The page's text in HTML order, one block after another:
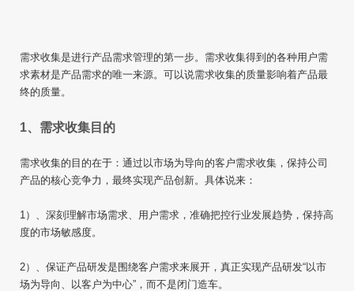
需求收集是进行产品需求管理的第一步。需求收集得到的各种用户需
求素材是产品需求的唯一来源。可以说需求收集的质量影响着产品最
终的质量。
1、需求收集目的
需求收集的目的在于：通过以市场为导向的客户需求收集，保持公司
产品的核心竞争力，最终实现产品创新。具体说来：
1）、深刻理解市场需求、用户需求，准确把控行业发展趋势，保持高
度的市场敏感度。
2）、保证产品研发是围绕客户需求来展开，真正实现产品研发“以市
场为导向、以客户为中心”，而不是闭门造车。